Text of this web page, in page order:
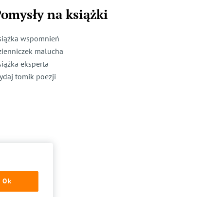
na książki
wspomnień
malucha
eksperta
tomik poezji
Ok